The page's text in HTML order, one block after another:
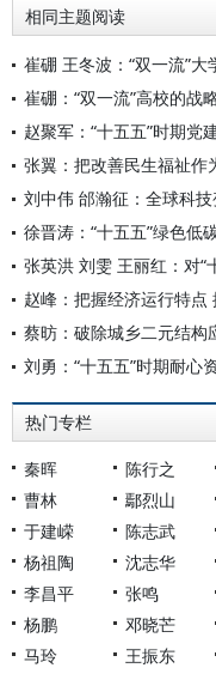
相同主题阅读
赵聚军：“十五五”时期党
张翼：把改善民生福祉作
徐晋涛：“十五五”绿色低
张英洪 刘雯 王丽红：对“
赵峰：把握经济运行特点
蔡昉：破除城乡二元结构
刘勇：“十五五”时期耐心
热门专栏
秦晖 陈行之
曹林
鄢烈山
于建嵘
陈志武
杨祖陶
沈志华
李昌平
张鸣
杨鹏
邓晓芒
马玲
王振东